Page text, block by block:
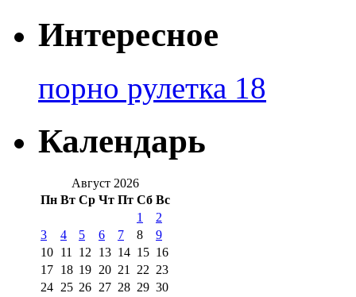
Интересное
порно рулетка 18
Календарь
Август 2026
Пн Вт Ср Чт Пт Сб Вс
1
2
3
4 5 6 7 8
9
10 11 12 13 14 15 16
17 18 19 20 21 22 23
24 25 26 27 28 29 30